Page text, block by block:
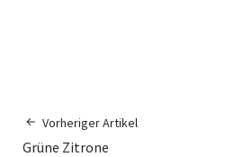
Vorheriger Artikel
Grüne Zitrone